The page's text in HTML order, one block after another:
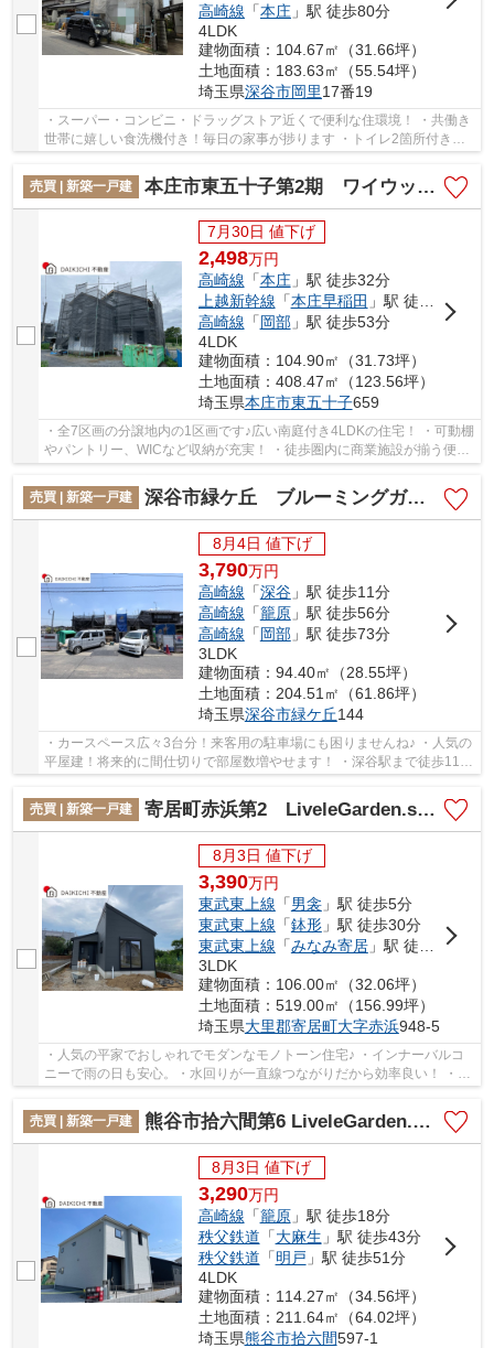
高崎線 「本庄」駅 徒歩80分
4LDK
建物面積：104.67㎡（31.66坪）
土地面積：183.63㎡（55.54坪）
埼玉県深谷市岡里17番19
・スーパー・コンビニ・ドラッグストア近くで便利な住環境！ ・共働き
世帯に嬉しい食洗機付き！毎日の家事が捗ります ・トイレ2箇所付きで
忙しい朝も快適です！ 「今から見たい！」...
売買 | 新築一戸建
本庄市東五十子第2期 ワイウッドコート 新築戸建 全7区画 1号棟
7月30日 値下げ
2,498万円
高崎線 「本庄」駅 徒歩32分
上越新幹線 「本庄早稲田 」駅 徒歩47分
高崎線 「岡部」駅 徒歩53分
4LDK
建物面積：104.90㎡（31.73坪）
土地面積：408.47㎡（123.56坪）
埼玉県本庄市東五十子659
・全7区画の分譲地内の1区画です♪広い南庭付き4LDKの住宅！ ・可動棚
やパントリー、WICなど収納が充実！ ・徒歩圏内に商業施設が揃う便利
な住環境です！ 「今から見たい！」大歓迎で...
売買 | 新築一戸建
深谷市緑ケ丘 ブルーミングガーデン 全1棟 1号棟
8月4日 値下げ
3,790万円
高崎線 「深谷」駅 徒歩11分
高崎線 「籠原」駅 徒歩56分
高崎線 「岡部」駅 徒歩73分
3LDK
建物面積：94.40㎡（28.55坪）
土地面積：204.51㎡（61.86坪）
埼玉県深谷市緑ケ丘144
・カースペース広々3台分！来客用の駐車場にも困りませんね♪ ・人気の
平屋建！将来的に間仕切りで部屋数増やせます！ ・深谷駅まで徒歩11
売買 | 新築一戸建
寄居町赤浜第2 LiveleGarden.s 新築戸建 全1棟 1号棟
8月3日 値下げ
3,390万円
東武東上線 「男衾」駅 徒歩5分
東武東上線 「鉢形」駅 徒歩30分
東武東上線 「みなみ寄居」駅 徒歩30分
3LDK
建物面積：106.00㎡（32.06坪）
土地面積：519.00㎡（156.99坪）
埼玉県大里郡寄居町大字赤浜948-5
・人気の平家でおしゃれでモダンなモノトーン住宅♪ ・インナーバルコ
ニーで雨の日も安心。・水回りが一直線つながりだから効率良い！ ・
売買 | 新築一戸建
熊谷市拾六間第6 LiveleGarden.s 新築戸建 全2棟 1号棟
8月3日 値下げ
3,290万円
高崎線 「籠原」駅 徒歩18分
秩父鉄道 「大麻生 」駅 徒歩43分
秩父鉄道 「明戸 」駅 徒歩51分
4LDK
建物面積：114.27㎡（34.56坪）
土地面積：211.64㎡（64.02坪）
埼玉県熊谷市拾六間597-1